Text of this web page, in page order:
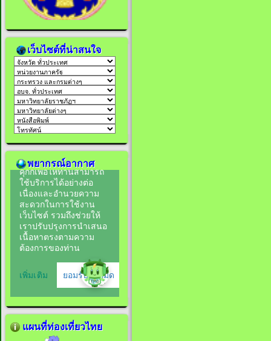
เว็บไซต์ที่น่าสนใจ
พยากรณ์อากาศ
แผนที่ท่องเที่ยวไทย